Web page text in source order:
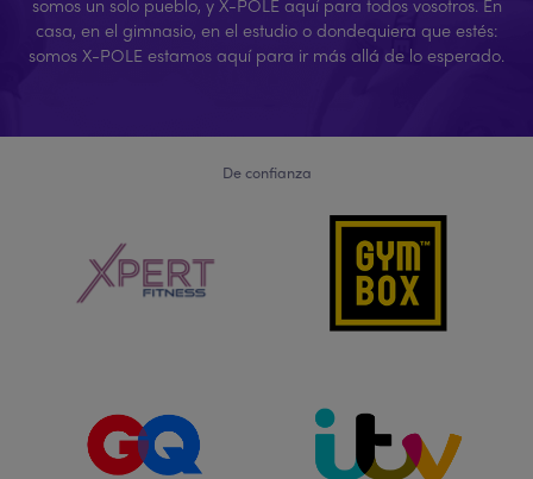
somos un solo pueblo, y X-POLE aquí para todos vosotros. En
casa, en el gimnasio, en el estudio o dondequiera que estés:
somos X-POLE estamos aquí para ir más allá de lo esperado.
De confianza